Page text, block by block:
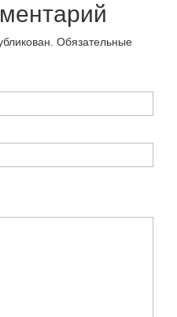
Обязательные